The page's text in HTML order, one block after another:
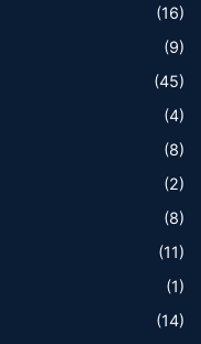
(16)
(9)
(45)
(4)
(8)
(2)
(8)
(11)
(1)
(14)